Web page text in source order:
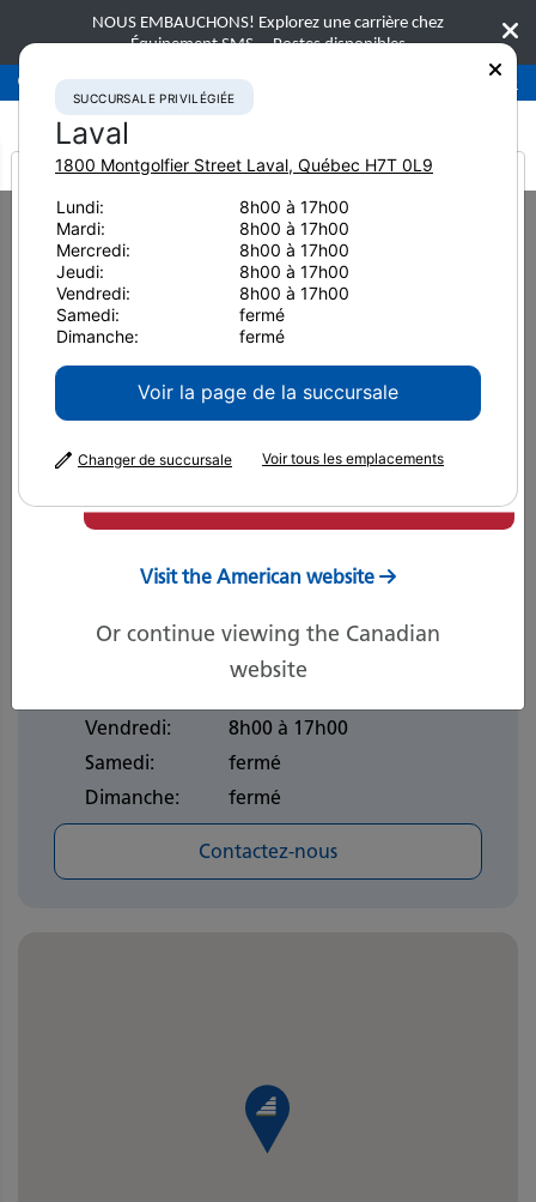
NOUS EMBAUCHONS! Explorez une carrière chez
Équipement SMS. Postes disponibles
Succursale privilégiéeLaval 450-781-9600
Home Nous joindre Hinton
DÉFINIR COMME SUCCURSALE PRÉFÉRÉE
Hinton
Principal:780-865-5905
8h00 à 17h00
Mardi:
8h00 à 17h00
8h00 à 17h00
Vendredi:
8h00 à 17h00
Samedi:
fermé
Dimanche:
fermé
Contactez-nous
It looks like you are
from America
Visit the American website
Or continue viewing the Canadian
website
SUCCURSALE PRIVILÉGIÉE
Laval
1800 Montgolfier Street Laval, Québec H7T 0L9
Lundi:
8h00 à 17h00
Mardi:
8h00 à 17h00
Mercredi:
8h00 à 17h00
Jeudi:
8h00 à 17h00
Vendredi:
8h00 à 17h00
Samedi:
fermé
Dimanche:
fermé
Voir la page de la succursale
Changer de succursale Voir tous les emplacements